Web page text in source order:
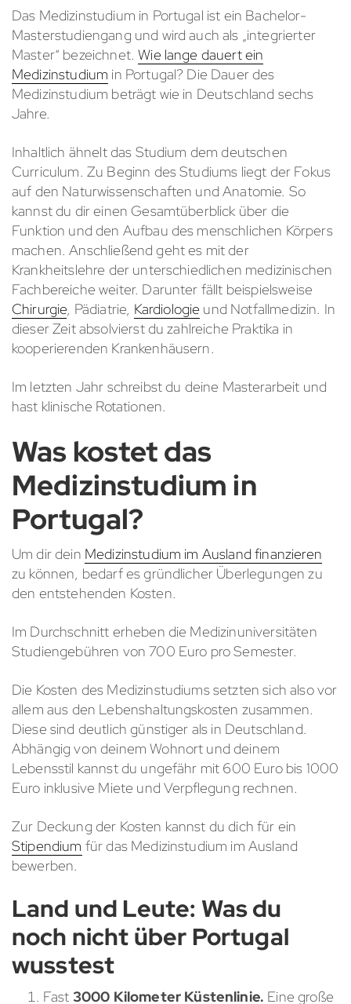
Das Medizinstudium in Portugal ist ein Bachelor-
Masterstudiengang und wird auch als „integrierter
Master“ bezeichnet.Wie lange dauert ein
Medizinstudium in Portugal? Die Dauer des
Medizinstudium beträgt wie in Deutschland sechs
Jahre.
Inhaltlich ähnelt das Studium dem deutschen
Curriculum. Zu Beginn des Studiums liegt der Fokus
auf den Naturwissenschaften und Anatomie. So
kannst du dir einen Gesamtüberblick über die
Funktion und den Aufbau des menschlichen Körpers
machen. Anschließend geht es mit der
Krankheitslehre der unterschiedlichen medizinischen
Fachbereiche weiter. Darunter fällt beispielsweise
Chirurgie, Pädiatrie, Kardiologie und Notfallmedizin. In
dieser Zeit absolvierst du zahlreiche Praktika in
kooperierenden Krankenhäusern.
Im letzten Jahr schreibst du deine Masterarbeit und
hast klinische Rotationen.
Was kostet das
Medizinstudium in
Portugal?
Um dir dein Medizinstudium im Ausland finanzieren
zu können, bedarf es gründlicher Überlegungen zu
den entstehenden Kosten.
Im Durchschnitt erheben die Medizinuniversitäten
Studiengebühren von 700 Euro pro Semester.
Die Kosten des Medizinstudiums setzten sich also vor
allem aus den Lebenshaltungskosten zusammen.
Diese sind deutlich günstiger als in Deutschland.
Abhängig von deinem Wohnort und deinem
Lebensstil kannst du ungefähr mit 600 Euro bis 1000
Euro inklusive Miete und Verpflegung rechnen.
Zur Deckung der Kosten kannst du dich für ein
Stipendium für das Medizinstudium im Ausland
bewerben.
Land und Leute: Was du
noch nicht über Portugal
wusstest
Fast 3000 Kilometer Küstenlinie. Eine große